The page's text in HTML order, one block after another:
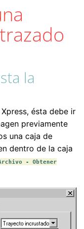
la
ésta debe ir
previamente
una caja de
dentro de la caja
- Obtener